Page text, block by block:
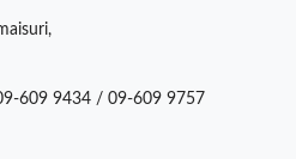
609 9434 / 09-609 9757